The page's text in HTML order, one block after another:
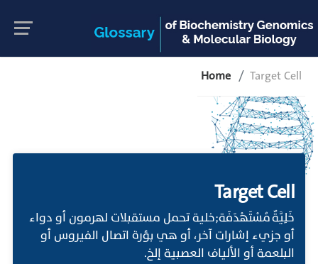
Home Target Cell
Target Cell
خَلِيَّةٌ مُسْتَهْدَفَة;خلية تحمل مستقبلات لهرمون أو دواء
أو جزيء إشارات آخر، أو هي بؤرة اتصال الفيروس أو
البلعمة أو الألياف العصبية إلخ.